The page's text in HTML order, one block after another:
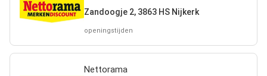
Zandoogje 2, 3863 HS Nijkerk
openingstijden
Nettorama